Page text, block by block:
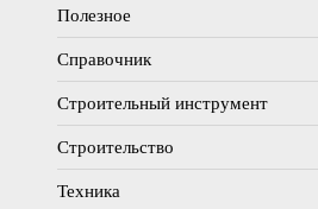
Полезное
Справочник
Строительный инструмент
Строительство
Техника